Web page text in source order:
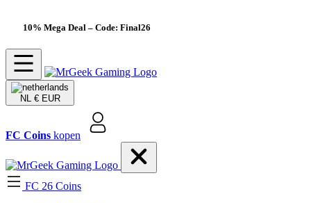
10% Mega Deal – Code: Final26
NL € EUR
FC Coins kopen
FC 26 Coins